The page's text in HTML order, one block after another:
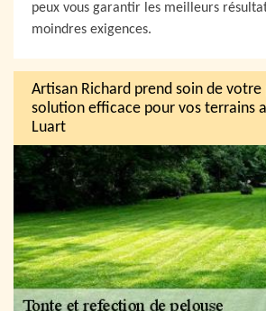
peux vous garantir les meilleurs
moindres exigences.
Artisan Richard prend soin de votre
solution efficace pour vos terrains
Luart